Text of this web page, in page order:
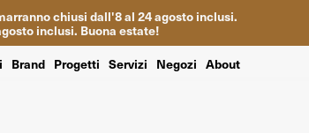
chiusi dall'8al 24agosto inclusi.
inclusi. Buona estate!
Brand Progetti Servizi Negozi About